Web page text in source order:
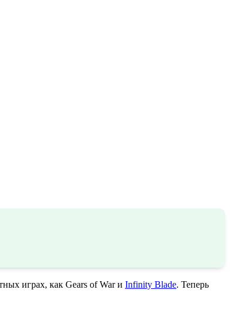
играх, как Gears of War и Infinity Blade. Теперь